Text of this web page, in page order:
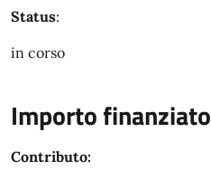
Status:
in corso
Importo finanziato
Contributo: